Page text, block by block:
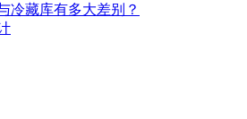
冷藏库有多大差别？